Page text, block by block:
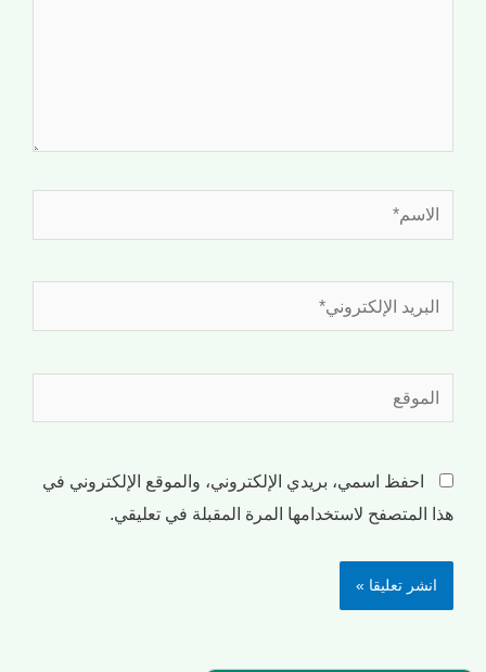
احفظ اسمي، بريدي الإلكتروني، والموقع الإلكتروني في
هذا المتصفح لاستخدامها المرة المقبلة في تعليقي.